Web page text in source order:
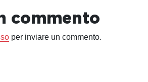
commento
per inviare un commento.